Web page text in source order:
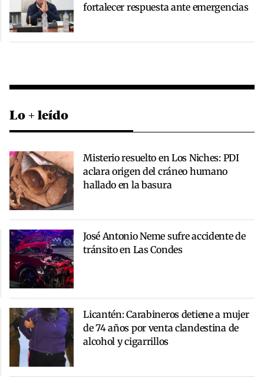
fortalecer respuesta ante emergencias
Lo + leído
Misterio resuelto en Los Niches: PDI
aclara origen del cráneo humano
hallado en la basura
José Antonio Neme sufre accidente de
tránsito en Las Condes
Licantén: Carabineros detiene a mujer
de 74 años por venta clandestina de
alcohol y cigarrillos